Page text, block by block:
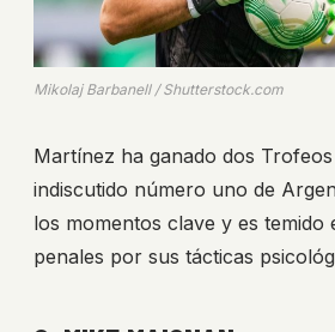
Mikolaj Barbanell / Shutterstock.com
Martínez ha ganado dos
indiscutido número uno de
los momentos clave y es temido
penales por sus tácticas